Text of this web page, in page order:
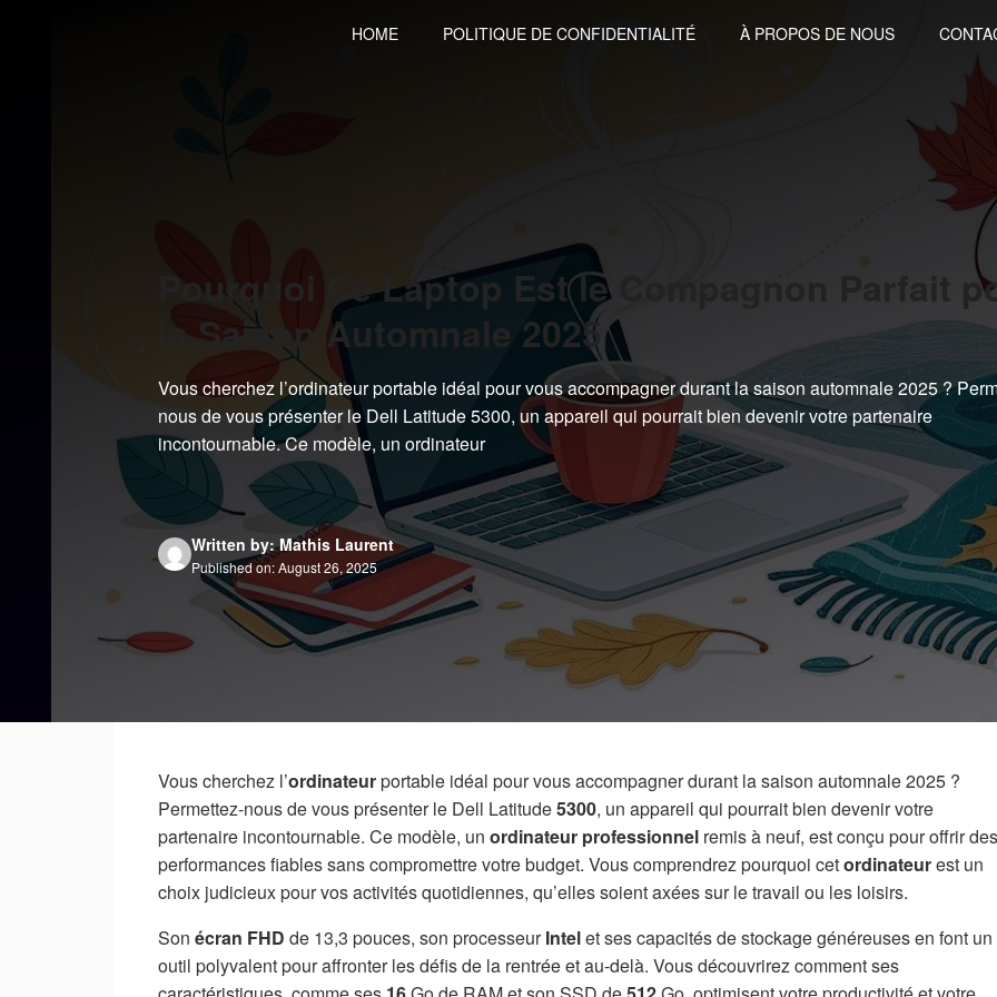
HOME POLITIQUE DE CONFIDENTIALITÉ À PROPOS DE NOUS
Pourquoi Ce Laptop Est le Compagnon Parfait
la Saison Automnale 2025
Vous cherchez l’ordinateur portable idéal pour vous accompagner durant la saison automnale 2025 ?
nous de vous présenter le Dell Latitude 5300, un appareil qui pourrait bien devenir votre partenaire
incontournable. Ce modèle, un ordinateur
Written by: Mathis Laurent
Published on: August 26, 2025
Vous cherchez l’ordinateurportable idéal pour vous accompagner durant la saison automnale 2025 ?
Permettez-nous de vous présenter le Dell Latitude5300, un appareil qui pourrait bien devenir votre
partenaire incontournable. Ce modèle, un ordinateur professionnel remis à neuf, est conçu pour offrir des
performances fiables sans compromettre votre budget. Vous comprendrez pourquoi cetordinateurest un
choix judicieux pour vos activités quotidiennes, qu’elles soient axées sur le travail ou les loisirs.
Son écran FHD de 13,3 pouces, son processeurIntelet ses capacités de stockage généreuses en font un
outil polyvalent pour affronter les défis de la rentrée et au-delà. Vous découvrirez comment ses